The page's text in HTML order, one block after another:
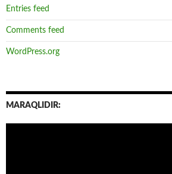
Entries feed
Comments feed
WordPress.org
MARAQLIDIR: